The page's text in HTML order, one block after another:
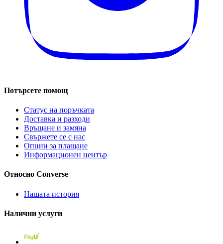
Потърсете помощ
Статус на поръчката
Доставка и разходи
Връщане и замяна
Свържете се с нас
Опции за плащане
Информационен център
Относно Converse
Нашата история
Налични услуги